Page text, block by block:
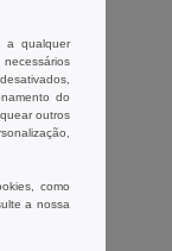
pode não
a qualquer
do
outros
como
a nossa